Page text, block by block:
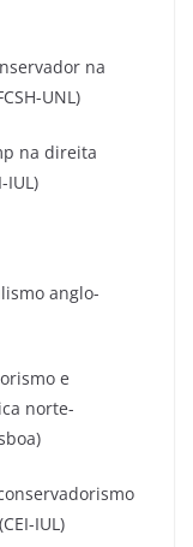
na
UNL)
na direita
IUL)
anglo-
e
norte-
IUL)